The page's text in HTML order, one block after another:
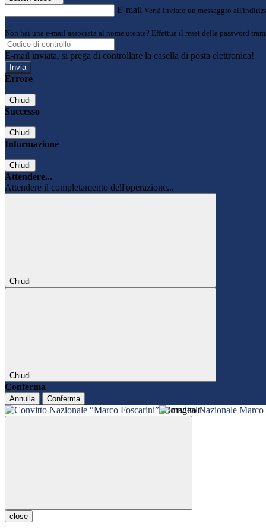
E-mail Verrà inviato un messaggio
Non hai una e-mail associata al nome utente? Effettua il reset della password
E-mail inviata, si prega di controllare la casella di posta elettronica!
Errore
Chiudi
Successo
Chiudi
Informazione
Chiudi
Attendere...
Attendere il completamento dell'operazione...
Chiudi
Chiudi
Conferma
Annulla Conferma
Convitto Nazionale Marco
close